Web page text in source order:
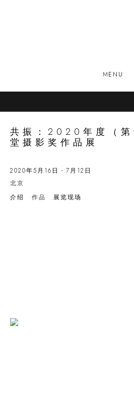
MENU
共振：2020年度（第
堂摄影奖作品展
2020年5月16日 - 7月12日
北京
介绍
作品 展览现场